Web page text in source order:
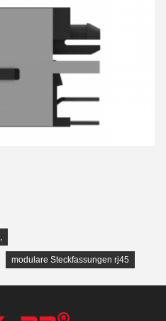
,
modulare Steckfassungen rj45